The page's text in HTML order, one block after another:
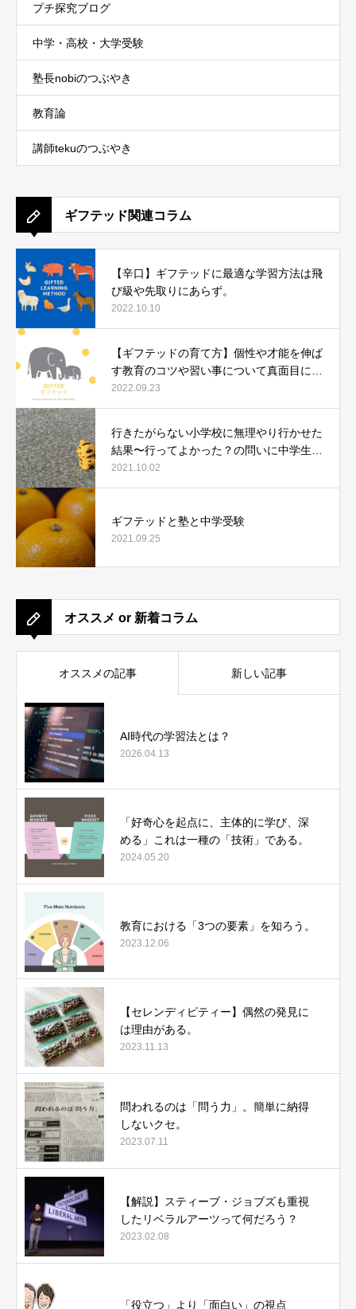
プチ探究ブログ
中学・高校・大学受験
塾長nobiのつぶやき
教育論
講師tekuのつぶやき
ギフテッド関連コラム
【辛口】ギフテッドに最適な学習方法は飛
び級や先取りにあらず。
2022.10.10
【ギフテッドの育て方】個性や才能を伸ば
す教育のコツや習い事について真面目に語
ります。
2022.09.23
行きたがらない小学校に無理やり行かせた
結果〜行ってよかった？の問いに中学生に
なった今、どう答えたか〜
2021.10.02
ギフテッドと塾と中学受験
2021.09.25
オススメ or 新着コラム
オススメの記事 新しい記事
AI時代の学習法とは？
2026.04.13
「好奇心を起点に、主体的に学び、深
める」これは一種の「技術」である。
2024.05.20
教育における「3つの要素」を知ろう。
2023.12.06
【セレンディピティー】偶然の発見に
は理由がある。
2023.11.13
問われるのは「問う力」。簡単に納得
しないクセ。
2023.07.11
【解説】スティーブ・ジョブズも重視
したリベラルアーツって何だろう？
2023.02.08
「役立つ」より「面白い」の視点